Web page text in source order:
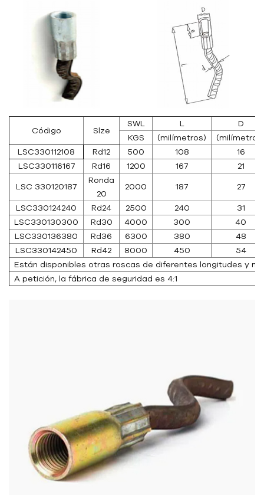
Código Slze
SWL L
D
KGS
(milímetros)
LSC330112108
Rd12 500 108
16
LSC330116167
Rd16 1200 167 21
LSC 330120187
Ronda
20
2000 187 27
LSC330124240 Rd24 2500 240
31
LSC330130300
Rd30 4000 300
40
LSC330136380
Rd36 6300 380
48
LSC330142450
Rd42 8000 450
54
Están disponibles otras roscas de diferentes longitudes y
A petición, la fábrica de seguridad es 4:1